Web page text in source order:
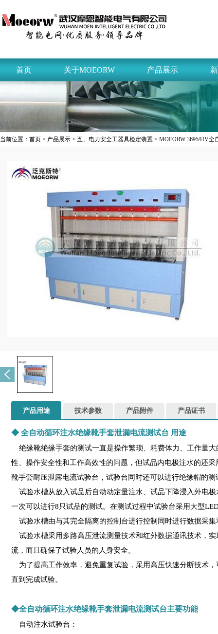
首页 关于MOEORW 产品展示
当前位置： 首页 > 产品展示 > 五、电力安全工器具检定装置 > MOEORW-3695/HV
产品用途 技术参数 产品附件 产品证书
◆ 全自动循环注水绝缘靴手套泄漏电流测试台 用途
绝缘靴绝缘手套的测试一直是操作繁琐、耗费体力、工作量
性、操作安全性和工作高效性的问题，但试品内电极注水的还
靴手套耐压泄露电流试验台，试验台同时还可以进行绝缘帽的测
试验水槽从放入试品后自动动定量注水、试品下降浸入外电
一次可以进行8只试品的测试。在测试过程中试验台采用大型
试验水槽由与其完全隔离的控制台进行控制同时进行数据采
试验水槽采用多路高压泄流测量技术和红外数据通讯技术，
流，而且确保了试验人员的人身安全。
为了提高工作效率，避免重复试验，采用高压快速分断技术
直到完成试验。
◆全自动循环注水绝缘靴手套泄漏电流测试台主要功能
自动注水试验台：